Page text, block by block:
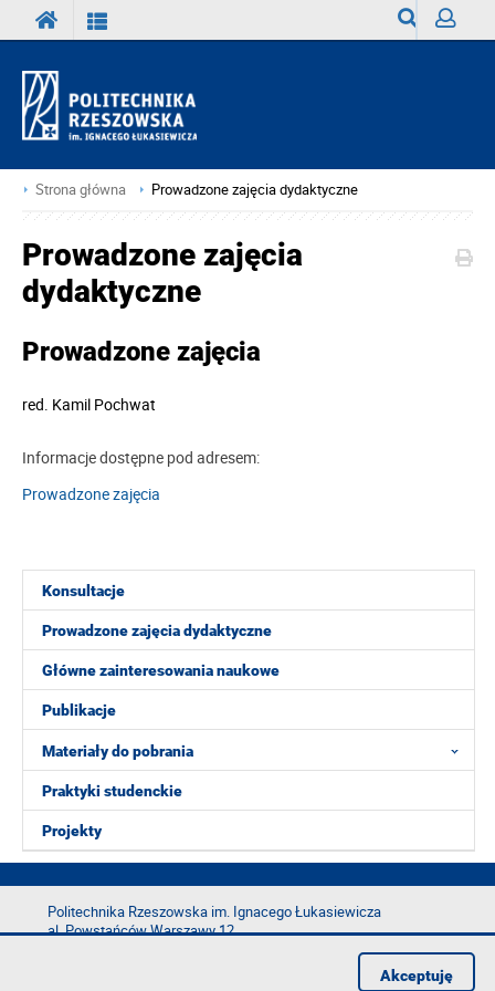
Strona główna Prowadzone zajęcia dydaktyczne
Konsultacje
Prowadzone zajęcia dydaktyczne
Główne zainteresowania naukowe
Publikacje
Materiały do pobrania
Praktyki studenckie
Projekty
Prowadzone zajęcia
dydaktyczne
Prowadzone zajęcia
red. Kamil Pochwat
Informacje dostępne pod adresem:
Prowadzone zajęcia
Politechnika Rzeszowska im. Ignacego Łukasiewicza
al. Powstańców Warszawy 12
Akceptuję